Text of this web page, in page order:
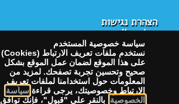
הצהרת נגישות
سياسة الخصوصية
سياسة خصوصية المستخدم
نستخدم ملفات تعريف الارتباط (Cookies)
على هذا الموقع لضمان عمل الموقع بشكل
صحيح وتحسين تجربة تصفحك. لمزيد من
المعلومات حول استخدامنا لملفات تعريف
الارتباط وخصوصيتك، يرجى قراءة سياسة
الخصوصية . بالنقر على "قبول"، فإنك توافق